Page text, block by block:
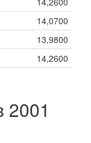
14,0700
13,9800
14,2600
2001